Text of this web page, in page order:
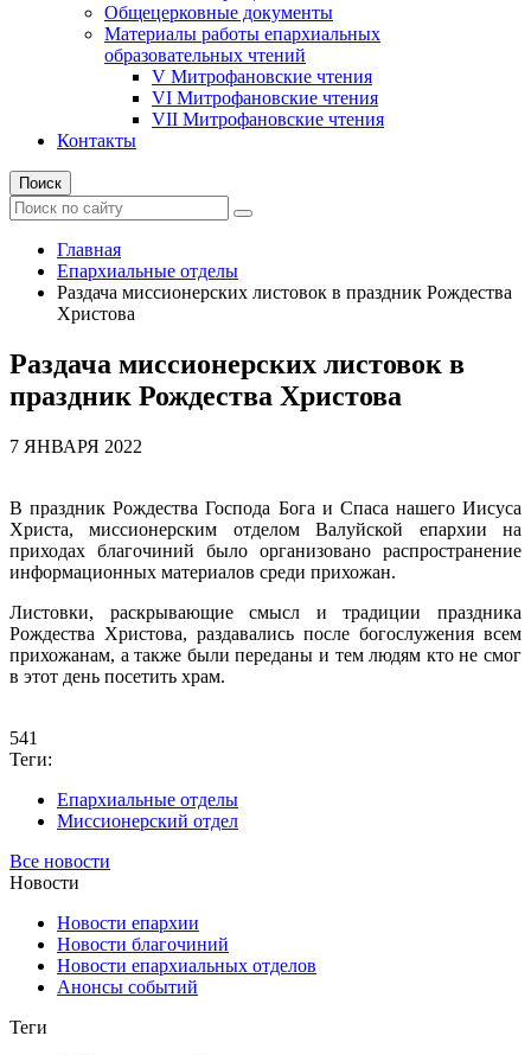
Общецерковные документы
Материалы работы епархиальных
образовательных чтений
V Митрофановские чтения
VI Митрофановские чтения
VII Митрофановские чтения
Контакты
Поиск
Главная
Епархиальные отделы
Раздача миссионерских листовок в праздник Рождества
Христова
Раздача миссионерских листовок в
праздник Рождества Христова
7 ЯНВАРЯ 2022
В праздник Рождества Господа Бога и Спаса нашего Иисуса
Христа, миссионерским отделом Валуйской епархии на
приходах благочиний было организовано распространение
информационных материалов среди прихожан.
Листовки, раскрывающие смысл и традиции праздника
Рождества Христова, раздавались после богослужения всем
прихожанам, а также были переданы и тем людям кто не смог
в этот день посетить храм.
541
Теги:
Епархиальные отделы
Миссионерский отдел
Все новости
Новости
Новости епархии
Новости благочиний
Новости епархиальных отделов
Анонсы событий
Теги